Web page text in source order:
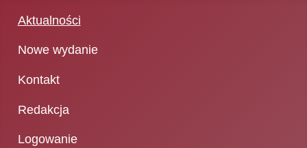
Aktualności
Nowe wydanie
Kontakt
Redakcja
Logowanie